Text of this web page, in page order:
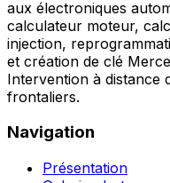
aux électroniques
calculateur moteur,
injection,
et création de clé
Intervention à distance
frontaliers.
Navigation
Présentation